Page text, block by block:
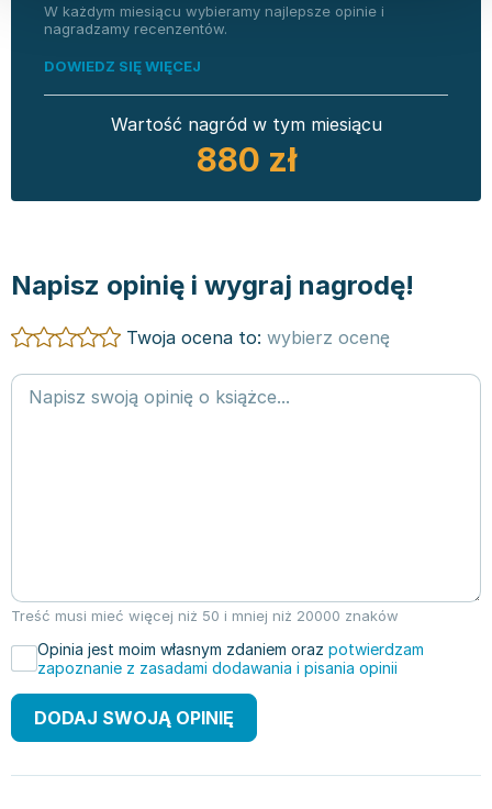
W każdym miesiącu wybieramy najlepsze opinie i
nagradzamy recenzentów.
DOWIEDZ SIĘ WIĘCEJ
Wartość nagród w tym miesiącu
880 zł
Napisz opinię i wygraj nagrodę!
Twoja ocena to: wybierz ocenę
Treść musi mieć więcej niż 50 i mniej niż 20000 znaków
Opinia jest moim własnym zdaniem oraz potwierdzam
zapoznanie z zasadami dodawania i pisania opinii
DODAJ SWOJĄ OPINIĘ